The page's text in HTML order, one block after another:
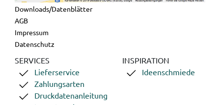
Downloads/Datenblätter
AGB
Impressum
Datenschutz
SERVICES
Lieferservice
Zahlungsarten
Druckdatenanleitung
INSPIRATION
Ideenschmiede